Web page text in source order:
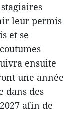
leur permis
et se
ensuite
une année
dans des
afin de